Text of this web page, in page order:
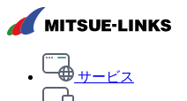
サービス